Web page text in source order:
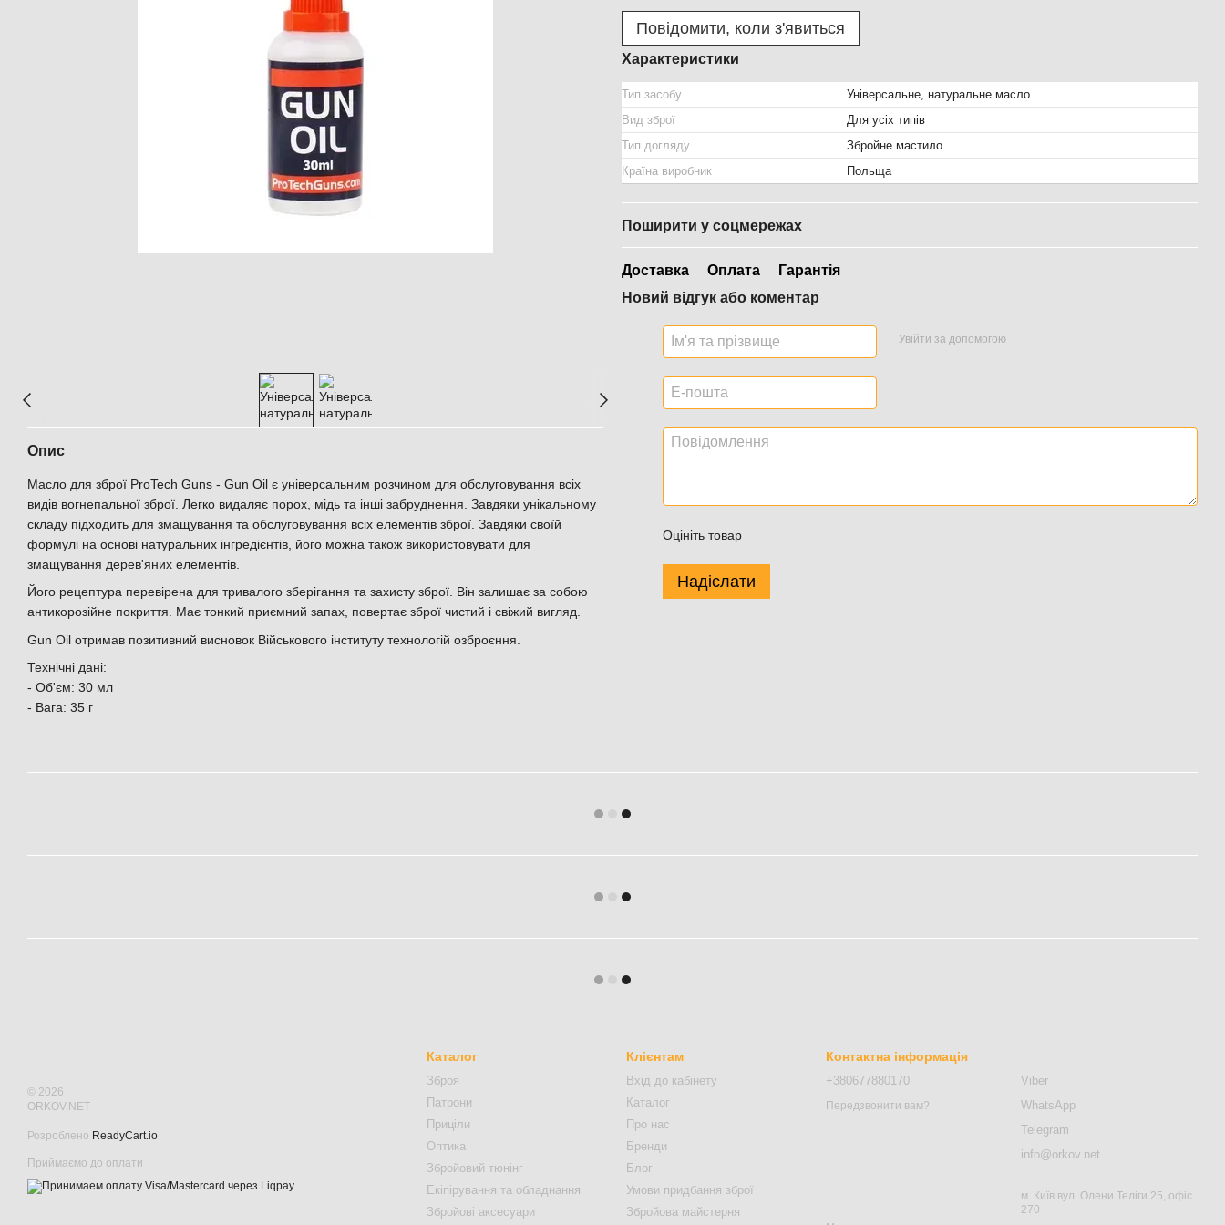
Опис
Масло для зброї ProTech Guns - Gun Oil є універсальним розчином для обслуговування всіх
видів вогнепальної зброї. Легко видаляє порох, мідь та інші забруднення. Завдяки унікальному
складу підходить для змащування та обслуговування всіх елементів зброї. Завдяки своїй
формулі на основі натуральних інгредієнтів, його можна також використовувати для
змащування дерев'яних елементів.
Його рецептура перевірена для тривалого зберігання та захисту зброї. Він залишає за собою
антикорозійне покриття. Має тонкий приємний запах, повертає зброї чистий і свіжий вигляд.
Gun Oil отримав позитивний висновок Військового інституту технологій озброєння.
Технічні дані:
- Об'єм: 30 мл
- Вага: 35 г
Повідомити, коли з'явиться
Характеристики
Тип засобу
Універсальне, натуральне масло
Вид зброї
Для усіх типів
Тип догляду
Збройне мастило
Країна виробник
Польща
Поширити у соцмережах
Доставка Оплата
Гарантія
Новий відгук або коментар
Увійти за допомогою
Оцініть товар
Надіслати
© 2026
ORKOV.NET
Розроблено ReadyCart.io
Приймаємо до оплати
Каталог
Зброя
Патрони
Приціли
Оптика
Збройовий тюнінг
Екіпірування та обладнання
Збройові аксесуари
Клієнтам
Вхід до кабінету
Каталог
Про нас
Бренди
Блог
Умови придбання зброї
Збройова майстерня
Контактна інформація
+380677880170
Передзвонити вам?
Viber
WhatsApp
Telegram
info@orkov.net
м. Київ вул. Олени Теліги 25, офіс
270